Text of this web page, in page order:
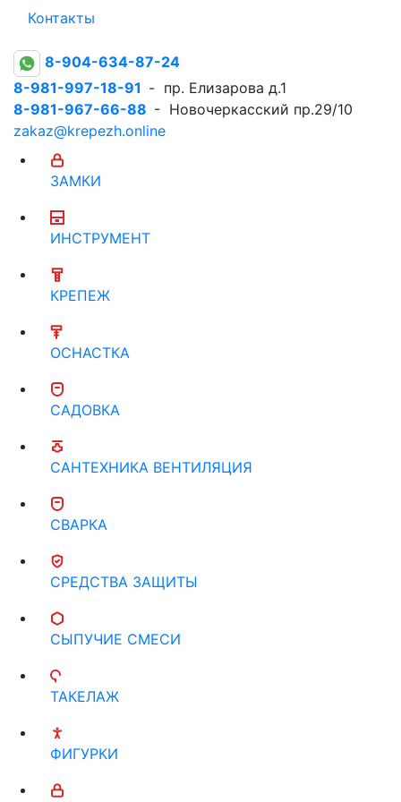
Контакты
8-904-634-87-24
8-981-997-18-91 - пр. Елизарова д.1
8-981-967-66-88 - Новочеркасский пр.29/10
zakaz@krepezh.online
ЗАМКИ
ИНСТРУМЕНТ
КРЕПЕЖ
ОСНАСТКА
САДОВКА
САНТЕХНИКА ВЕНТИЛЯЦИЯ
СВАРКА
СРЕДСТВА ЗАЩИТЫ
СЫПУЧИЕ СМЕСИ
ТАКЕЛАЖ
ФИГУРКИ